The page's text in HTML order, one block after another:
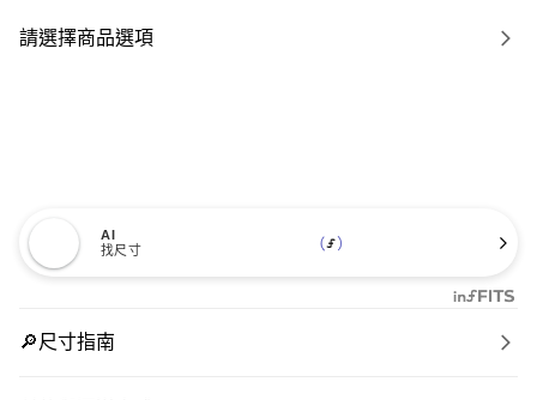
請選擇商品選項
AI
找尺寸
🔎尺寸指南